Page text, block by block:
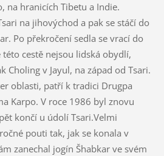
na hranicích Tibetu a Indie.
na jihovýchod a pak se stáčí do
Po překročení sedla se vrací do
cestě nejsou lidská obydlí,
Choling v Jayul, na západ od Tsari.
oblasti, patří k tradici Drugpa
Karpo. V roce 1986 byl znovu
končí u údolí Tsari.Velmi
pouti tak, jak se konala v
zanechal jogín Šhabkar ve svém